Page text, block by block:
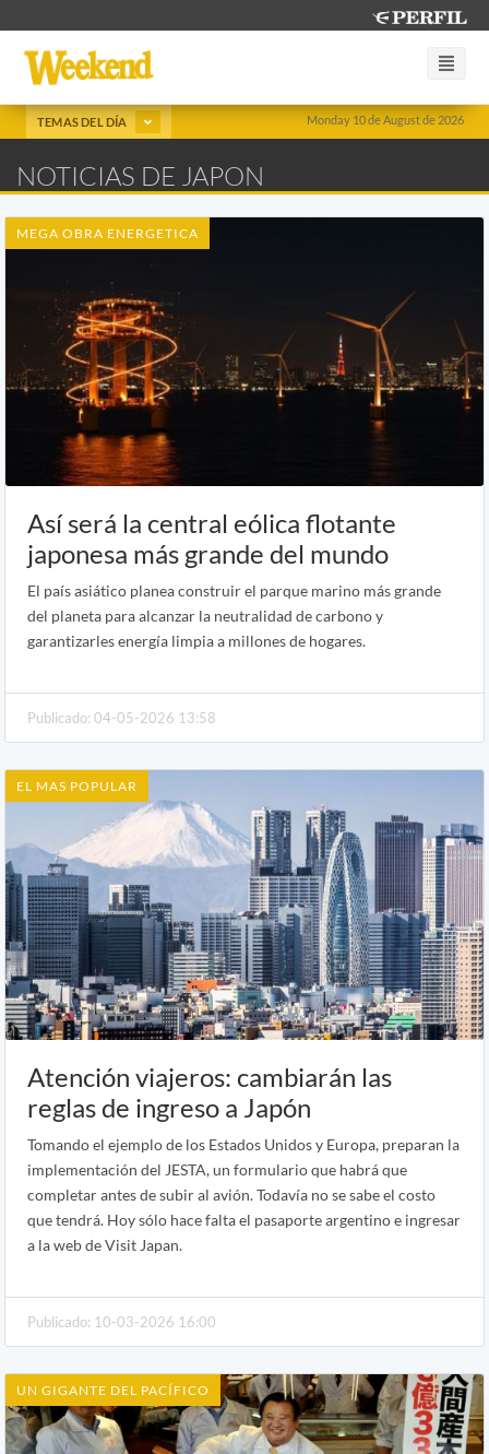
Monday 10 de August de 2026
TEMAS DEL DÍA
NOTICIAS DE JAPON
MEGA OBRA ENERGETICA
Así será la central eólica flotante
japonesa más grande del mundo
El país asiático planea construir el parque marino más grande
del planeta para alcanzar la neutralidad de carbono y
garantizarles energía limpia a millones de hogares.
Publicado: 04-05-2026 13:58
EL MAS POPULAR
Atención viajeros: cambiarán las
reglas de ingreso a Japón
Tomando el ejemplo de los Estados Unidos y Europa, preparan la
implementación del JESTA, un formulario que habrá que
completar antes de subir al avión. Todavía no se sabe el costo
que tendrá. Hoy sólo hace falta el pasaporte argentino e ingresar
a la web de Visit Japan.
Publicado: 10-03-2026 16:00
UN GIGANTE DEL PACÍFICO